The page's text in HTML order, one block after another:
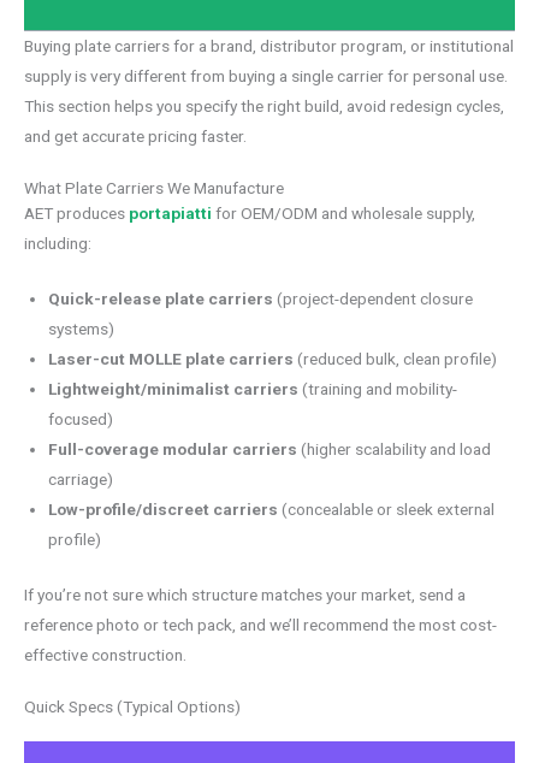
Buying plate carriers for a brand, distributor program, or institutional
supply is very different from buying a single carrier for personal use.
This section helps you specify the right build, avoid redesign cycles,
and get accurate pricing faster.
What Plate Carriers We Manufacture
AET produces portapiatti for OEM/ODM and wholesale supply,
including:
Quick-release plate carriers (project-dependent closure
systems)
Laser-cut MOLLE plate carriers (reduced bulk, clean profile)
Lightweight/minimalist carriers (training and mobility-
focused)
Full-coverage modular carriers (higher scalability and load
carriage)
Low-profile/discreet carriers (concealable or sleek external
profile)
If you’re not sure which structure matches your market, send a
reference photo or tech pack, and we’ll recommend the most cost-
effective construction.
Quick Specs (Typical Options)